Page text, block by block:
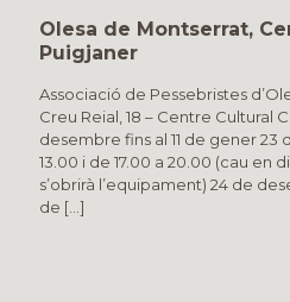
Olesa de Montserrat,
Puigjaner
Associació de Pessebristes
Creu Reial, 18 – Centre Cultural
desembre fins al 11 de gener 23
13.00 i de 17.00 a 20.00 (cau en
s’obrirà l’equipament) 24 de
de […]